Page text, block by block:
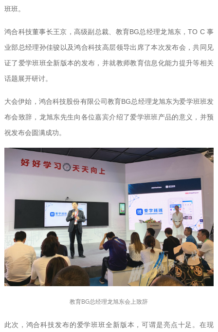
班班。
鸿合科技董事长王京，高级副总裁、教育BG总经理龙旭东，TO C 事
业部总经理孙佳骏以及鸿合科技高层领导出席了本次发布会，共同见
证了爱学班班全新版本的发布，并就教师教育信息化能力提升等相关
话题展开研讨。
大会伊始，鸿合科技股份有限公司教育BG总经理龙旭东为爱学班班发
布会致辞，龙旭东先生向各位嘉宾介绍了爱学班班产品的意义，并预
祝发布会圆满成功。
教育BG总经理龙旭东会上致辞
此次，鸿合科技发布的爱学班班全新版本，可谓是亮点十足。在现